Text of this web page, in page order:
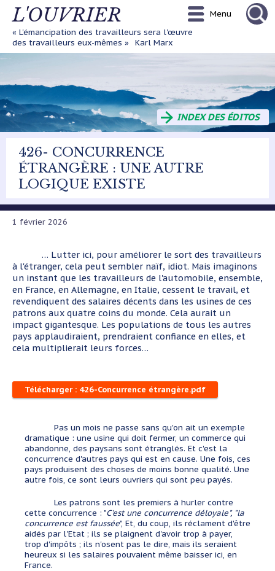
Aller
principal
L'OUVRIER
« L'émancipation des travailleurs sera l'œuvre
des travailleurs eux-mêmes »
Karl Marx
Menu
INDEX DES ÉDITOS
426- CONCURRENCE
ÉTRANGÈRE : UNE AUTRE
LOGIQUE EXISTE
1 février 2026
… Lutter ici, pour améliorer le sort des travailleurs
à l'étranger, cela peut sembler naïf, idiot. Mais imaginons
un instant que les travailleurs de l'automobile, ensemble,
en France, en Allemagne, en Italie, cessent le travail, et
revendiquent des salaires décents dans les usines de ces
patrons aux quatre coins du monde. Cela aurait un
impact gigantesque. Les populations de tous les autres
pays applaudiraient, prendraient confiance en elles, et
cela multiplierait leurs forces…
Télécharger : 426-Concurrence étrangère.pdf
Pas un mois ne passe sans qu'on ait un exemple
dramatique : une usine qui doit fermer, un commerce qui
abandonne, des paysans sont étranglés. Et c'est la
concurrence d'autres pays qui est en cause. Une fois, ces
pays produisent des choses de moins bonne qualité. Une
autre fois, ce sont leurs ouvriers qui sont peu payés.
Les patrons sont les premiers à hurler contre
cette concurrence : "C'est une concurrence déloyale", "la
concurrence est faussée", Et, du coup, ils réclament d'être
aidés par l'Etat ; ils se plaignent d'avoir trop à payer,
trop d'impôts ; ils n'osent pas le dire, mais ils seraient
heureux si les salaires pouvaient même baisser ici, en
France.